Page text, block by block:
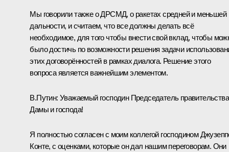
Мы говорили также о ДРСМД, о ракетах средней и меньшей
дальности, и считаем, что все должны делать всё
необходимое, для того чтобы внести свой вклад, чтобы
было достичь по возможности решения задачи
этих договорённостей в рамках диалога. Решение этого
вопроса является важнейшим элементом.
В.Путин: Уважаемый господин Председатель
Дамы и господа!
Я полностью согласен с моим коллегой господином
Конте, с оценками, которые он дал нашим переговорам. Они